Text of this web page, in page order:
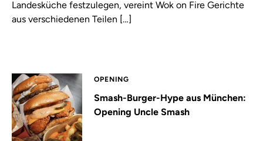
Landesküche festzulegen, vereint Wok on Fire Gerichte
aus verschiedenen Teilen […]
OPENING
Smash-Burger-Hype aus München:
Opening Uncle Smash